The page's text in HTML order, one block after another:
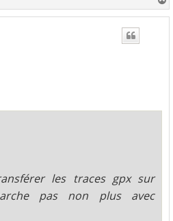
a
les traces gpx sur
pas non plus avec